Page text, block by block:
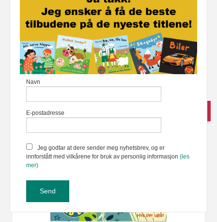
Mine største dyr - Taktil bok med lyd
100,00
199,00
Rabatt
Kjøp
Navn
E-postadresse
Jeg godtar at dere sender meg nyhetsbrev, og er
innforstått med vilkårene for bruk av personlig informasjon(les
mer)